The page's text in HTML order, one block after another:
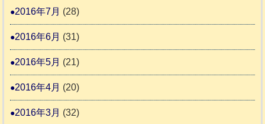
2016年7月 (28)
2016年6月 (31)
2016年5月 (21)
2016年4月 (20)
2016年3月 (32)